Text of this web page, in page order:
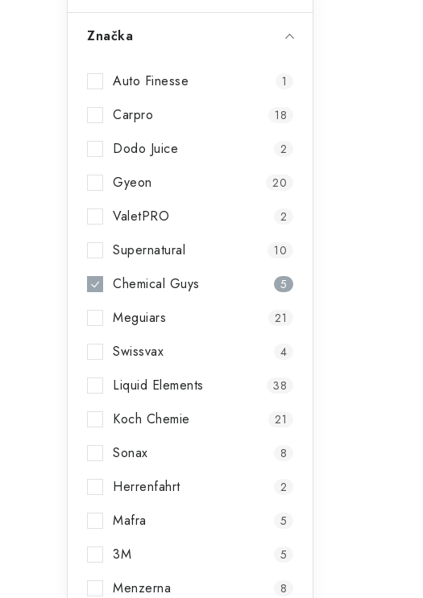
Značka
Auto Finesse 1
Carpro 18
Dodo Juice 2
Gyeon 20
ValetPRO 2
Supernatural 10
Chemical Guys 5
Meguiars 21
Swissvax 4
Liquid Elements 38
Koch Chemie 21
Sonax 8
Herrenfahrt 2
Mafra 5
3M 5
Menzerna 8